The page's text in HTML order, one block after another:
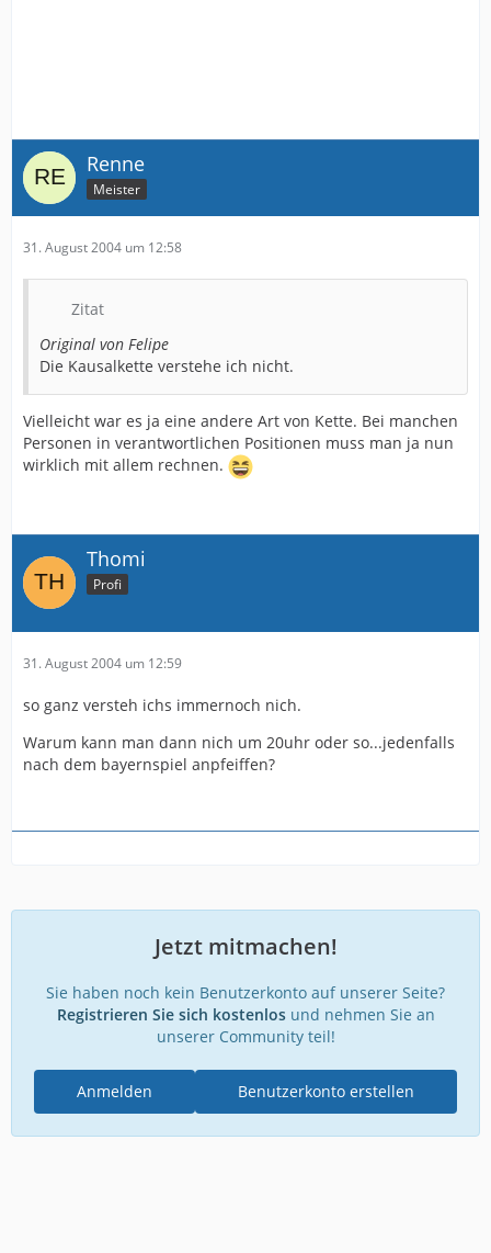
Renne
Meister
31. August 2004 um 12:58
Zitat
Original von Felipe
Die Kausalkette verstehe ich nicht.
Vielleicht war es ja eine andere Art von Kette. Bei manchen
Personen in verantwortlichen Positionen muss man ja nun
wirklich mit allem rechnen.
Thomi
Profi
31. August 2004 um 12:59
so ganz versteh ichs immernoch nich.
Warum kann man dann nich um 20uhr oder so...jedenfalls
nach dem bayernspiel anpfeiffen?
Jetzt mitmachen!
Sie haben noch kein Benutzerkonto auf unserer Seite?
Registrieren Sie sich kostenlosund nehmen Sie an
unserer Community teil!
Benutzerkonto erstellen
Anmelden